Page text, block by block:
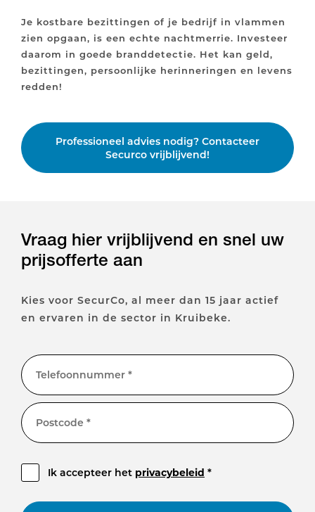
Je kostbare bezittingen of je bedrijf in vlammen
zien opgaan, is een echte nachtmerrie. Investeer
daarom in goede branddetectie. Het kan geld,
bezittingen, persoonlijke herinneringen en levens
redden!
Professioneel advies nodig? Contacteer
Securco vrijblijvend!
Vraag hier vrijblijvend en snel uw
prijsofferte aan
Kies voor SecurCo, al meer dan 15 jaar actief
en ervaren in de sector in Kruibeke.
Telefoonnummer *
Postcode *
Ik accepteer het privacybeleid *